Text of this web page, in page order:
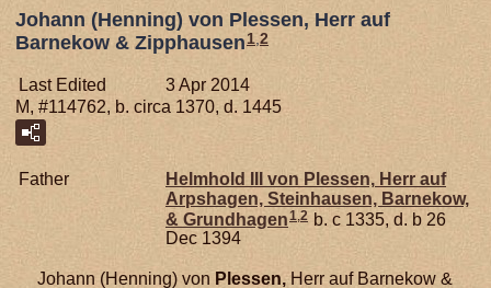
Johann (Henning) von Plessen, Herr auf
Barnekow & Zipphausen 1,2
Last Edited
3 Apr 2014
M, #114762, b. circa 1370, d. 1445
Father Helmhold III von Plessen, Herr auf
Arpshagen, Steinhausen, Barnekow,
& Grundhagen1 2 b. c 1335, d. b 26
Dec 1394
Johann (Henning) von Plessen,Herr auf Barnekow &